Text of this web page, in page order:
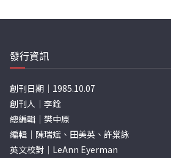
分
頁
發行資訊
創刊日期｜1985.10.07
創刊人｜李銓
總編輯｜樊中原
編輯｜陳瑞斌、田美英、許棠詠
英文校對｜LeAnn Eyerman